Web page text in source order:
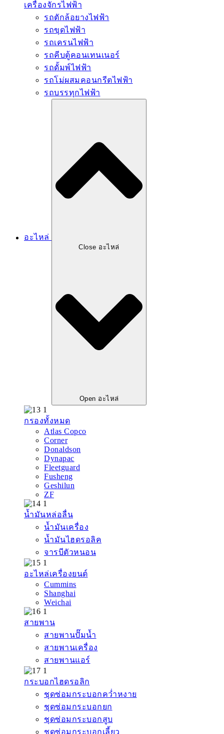
เครื่องจักรไฟฟ้า
รถตักล้อยางไฟฟ้า
รถขุดไฟฟ้า
รถเครนไฟฟ้า
รถคีบตู้คอนเทนเนอร์
รถดั้มพ์ไฟฟ้า
รถโม่ผสมคอนกรีตไฟฟ้า
รถบรรทุกไฟฟ้า
อะไหล่
Close อะไหล่
Open อะไหล่
กรองทั้งหมด
Atlas Copco
Corner
Donaldson
Dynapac
Fleetguard
Fusheng
Geshilun
ZF
น้ำมันหล่อลื่น
น้ำมันเครื่อง
น้ำมันไฮดรอลิค
จารบีตัวหนอน
อะไหล่เครื่องยนต์
Cummins
Shanghai
Weichai
สายพาน
สายพานปั๊มน้ำ
สายพานเครื่อง
สายพานแอร์
กระบอกไฮดรอลิก
ชุดซ่อมกระบอกคว่ำหงาย
ชุดซ่อมกระบอกยก
ชุดซ่อมกระบอกสูบ
ชุดซ่อมกระบอกเลี้ยว